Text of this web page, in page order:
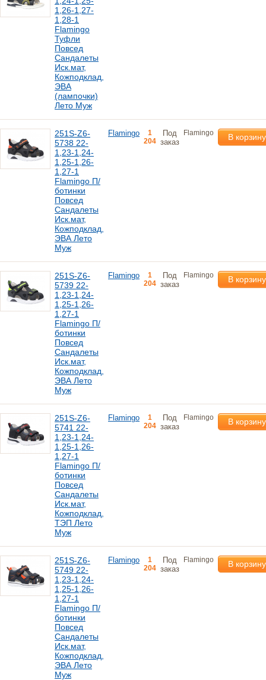
1,26-1,27-
1,28-1
Flamingo
Туфли
Повсед
Сандалеты
Иск.мат,
Кожподклад,
ЭВА
(лампочки)
Лето Муж
251S-Z6-
5738 22-
1,23-1,24-
1,25-1,26-
1,27-1
Flamingo П/
ботинки
Повсед
Сандалеты
Иск.мат,
Кожподклад,
ЭВА Лето
Муж
Flamingo
1
204
Под
заказ
Flamingo В корзину
251S-Z6-
5739 22-
1,23-1,24-
1,25-1,26-
1,27-1
Flamingo П/
ботинки
Повсед
Сандалеты
Иск.мат,
Кожподклад,
ЭВА Лето
Муж
Flamingo
1
204
Под
заказ
Flamingo В корзину
251S-Z6-
5741 22-
1,23-1,24-
1,25-1,26-
1,27-1
Flamingo П/
ботинки
Повсед
Сандалеты
Иск.мат,
Кожподклад,
ТЭП Лето
Муж
Flamingo
1
204
Под
заказ
Flamingo В корзину
251S-Z6-
5749 22-
1,23-1,24-
1,25-1,26-
1,27-1
Flamingo П/
ботинки
Повсед
Сандалеты
Иск.мат,
Кожподклад,
ЭВА Лето
Муж
Flamingo
1
204
Под
заказ
Flamingo В корзину